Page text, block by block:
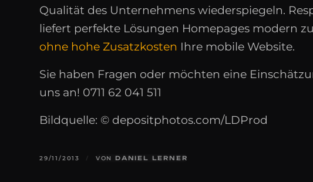
Qualität des Unternehmens wiederspiegeln.
liefert perfekte Lösungen Homepages modern
ohne hohe Zusatzkosten Ihre mobile Website.
Sie haben Fragen oder möchten eine
uns an! 0711 62 041 511
Bildquelle: © depositphotos.com/LDProd
29/11/2013 / VONDANIEL LERNER